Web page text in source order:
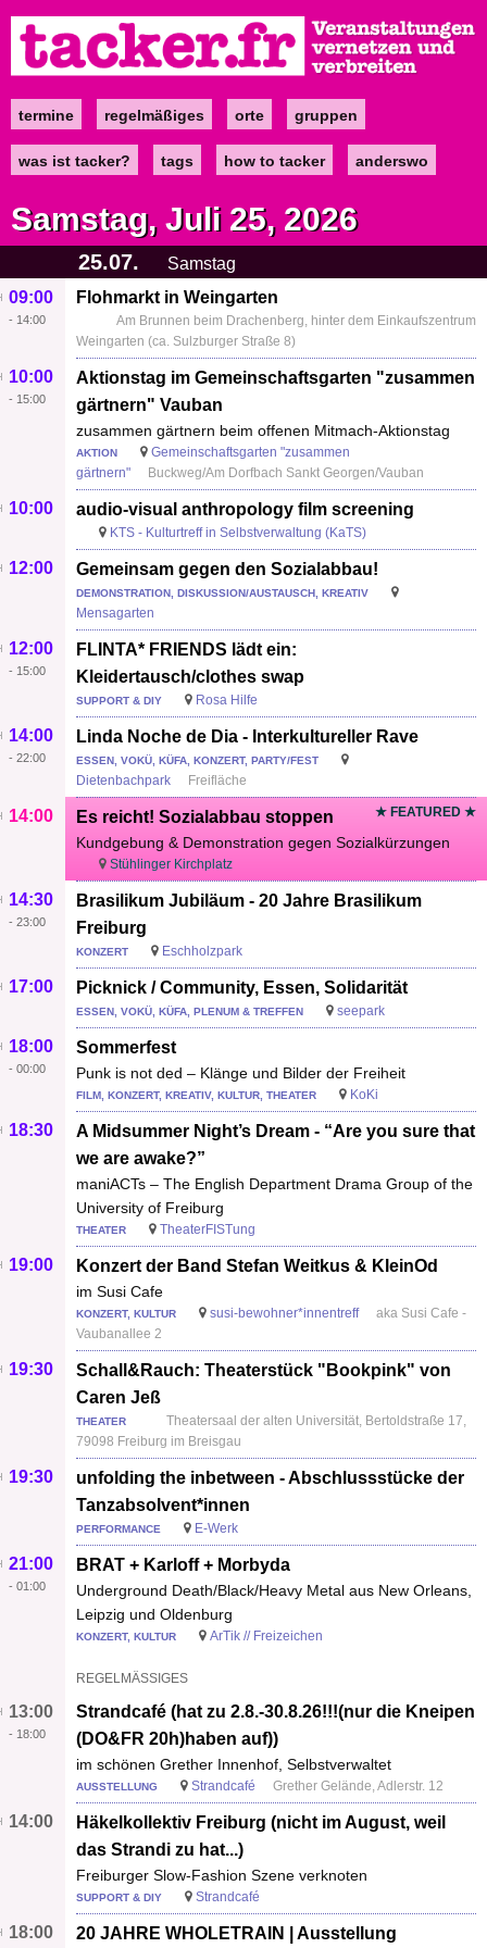
zum
Inhalt
Maintermine regelmäßiges orte gruppen
was ist tacker? tags how to tacker anderswo
Samstag, Juli 25, 2026
25.07.
Samstag
Flohmarkt in Weingarten
09:00
- 14:00
Am Brunnen beim Drachenberg, hinter dem Einkaufszentrum
Weingarten (ca. Sulzburger Straße 8)
Aktionstag im Gemeinschaftsgarten "zusammen
gärtnern" Vauban
zusammen gärtnern beim offenen Mitmach-Aktionstag
10:00
- 15:00
AKTION
Gemeinschaftsgarten "zusammen
gärtnern"
Buckweg/Am Dorfbach Sankt Georgen/Vauban
audio-visual anthropology film screening
10:00
KTS - Kulturtreff in Selbstverwaltung (KaTS)
Gemeinsam gegen den Sozialabbau!
12:00
DEMONSTRATION, DISKUSSION/AUSTAUSCH, KREATIV
Mensagarten
FLINTA* FRIENDS lädt ein:
Kleidertausch/clothes swap
12:00
- 15:00
SUPPORT & DIY Rosa Hilfe
Linda Noche de Dia - Interkultureller Rave
14:00
- 22:00 ESSEN, VOKÜ, KÜFA, KONZERT, PARTY/FEST
Dietenbachpark Freifläche
Es reicht! Sozialabbau stoppen
Kundgebung & Demonstration gegen Sozialkürzungen
14:00
Stühlinger Kirchplatz
★ FEATURED ★
Brasilikum Jubiläum - 20 Jahre Brasilikum
Freiburg
14:30
- 23:00
KONZERT Eschholzpark
Picknick / Community, Essen, Solidarität
17:00
ESSEN, VOKÜ, KÜFA, PLENUM & TREFFEN seepark
Sommerfest
Punk is not ded – Klänge und Bilder der Freiheit
18:00
- 00:00
FILM, KONZERT, KREATIV, KULTUR, THEATER KoKi
A Midsummer Night’s Dream - “Are you sure that
we are awake?”
maniACTs – The English Department Drama Group of the
University of Freiburg
18:30
THEATER TheaterFISTung
Konzert der Band Stefan Weitkus & KleinOd
im Susi Cafe
19:00
KONZERT, KULTUR susi-bewohner*innentreff
aka Susi Cafe -
Vaubanallee 2
Schall&Rauch: Theaterstück "Bookpink" von
Caren Jeß
19:30
THEATER
Theatersaal der alten Universität, Bertoldstraße 17,
79098 Freiburg im Breisgau
unfolding the inbetween - Abschlussstücke der
Tanzabsolvent*innen
19:30
PERFORMANCE E-Werk
BRAT + Karloff + Morbyda
Underground Death/Black/Heavy Metal aus New Orleans,
Leipzig und Oldenburg
21:00
- 01:00
KONZERT, KULTUR ArTik // Freizeichen
REGELMÄSSIGES
Strandcafé (hat zu 2.8.-30.8.26!!!(nur die Kneipen
(DO&FR 20h)haben auf))
im schönen Grether Innenhof, Selbstverwaltet
13:00
- 18:00
AUSSTELLUNG Strandcafé Grether Gelände, Adlerstr. 12
Häkelkollektiv Freiburg (nicht im August, weil
das Strandi zu hat...)
Freiburger Slow-Fashion Szene verknoten
14:00
SUPPORT & DIY Strandcafé
20 JAHRE WHOLETRAIN | Ausstellung
18:00